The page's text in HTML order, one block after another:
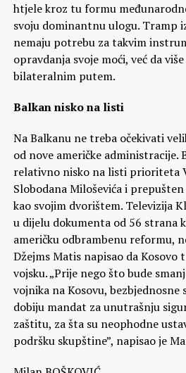
htjele kroz tu formu
svoju dominantnu ulogu. Tramp
nemaju potrebu za takvim
opravdanja svoje moći, već da
bilateralnim putem.
Balkan nisko na listi
Na Balkanu ne treba očekivati
od nove američke administracije.
relativno nisko na listi prioriteta
Slobodana Miloševića i prepušten
kao svojim dvorištem. Televizija
u dijelu dokumenta od 56 strana
američku odbrambenu reformu,
Džejms Matis napisao da Kosovo
vojsku. „Prije nego što bude
vojnika na Kosovu, bezbjednosne
dobiju mandat za unutrašnju
zaštitu, za šta su neophodne
podršku skupštine”, napisao je